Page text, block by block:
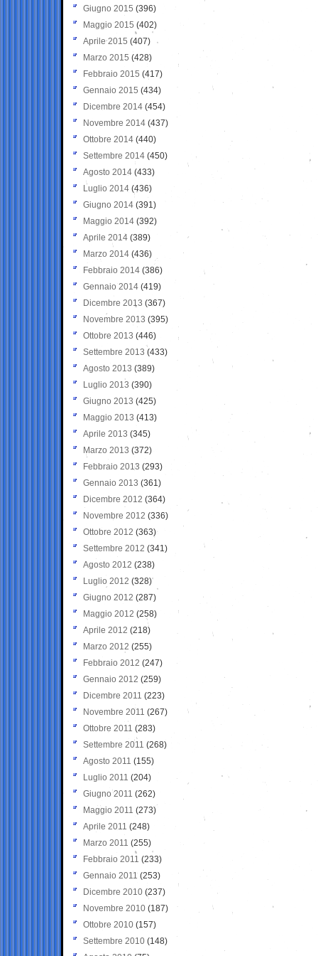
Giugno 2015 (396)
Maggio 2015 (402)
Aprile 2015 (407)
Marzo 2015 (428)
Febbraio 2015 (417)
Gennaio 2015 (434)
Dicembre 2014 (454)
Novembre 2014 (437)
Ottobre 2014 (440)
Settembre 2014 (450)
Agosto 2014 (433)
Luglio 2014 (436)
Giugno 2014 (391)
Maggio 2014 (392)
Aprile 2014 (389)
Marzo 2014 (436)
Febbraio 2014 (386)
Gennaio 2014 (419)
Dicembre 2013 (367)
Novembre 2013 (395)
Ottobre 2013 (446)
Settembre 2013 (433)
Agosto 2013 (389)
Luglio 2013 (390)
Giugno 2013 (425)
Maggio 2013 (413)
Aprile 2013 (345)
Marzo 2013 (372)
Febbraio 2013 (293)
Gennaio 2013 (361)
Dicembre 2012 (364)
Novembre 2012 (336)
Ottobre 2012 (363)
Settembre 2012 (341)
Agosto 2012 (238)
Luglio 2012 (328)
Giugno 2012 (287)
Maggio 2012 (258)
Aprile 2012 (218)
Marzo 2012 (255)
Febbraio 2012 (247)
Gennaio 2012 (259)
Dicembre 2011 (223)
Novembre 2011 (267)
Ottobre 2011 (283)
Settembre 2011 (268)
Agosto 2011 (155)
Luglio 2011 (204)
Giugno 2011 (262)
Maggio 2011 (273)
Aprile 2011 (248)
Marzo 2011 (255)
Febbraio 2011 (233)
Gennaio 2011 (253)
Dicembre 2010 (237)
Novembre 2010 (187)
Ottobre 2010 (157)
Settembre 2010 (148)